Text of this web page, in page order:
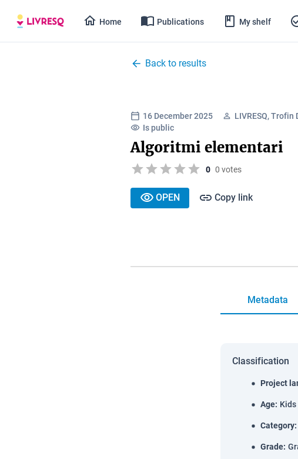
Home Publications My shelf
Back to results
16 December 2025 LIVRESQ, Trofin
Is public
Algoritmi elementari
0 0 votes
OPEN Copy link
Metadata
Classification
Project
Age: Kids
Category:
Grade: